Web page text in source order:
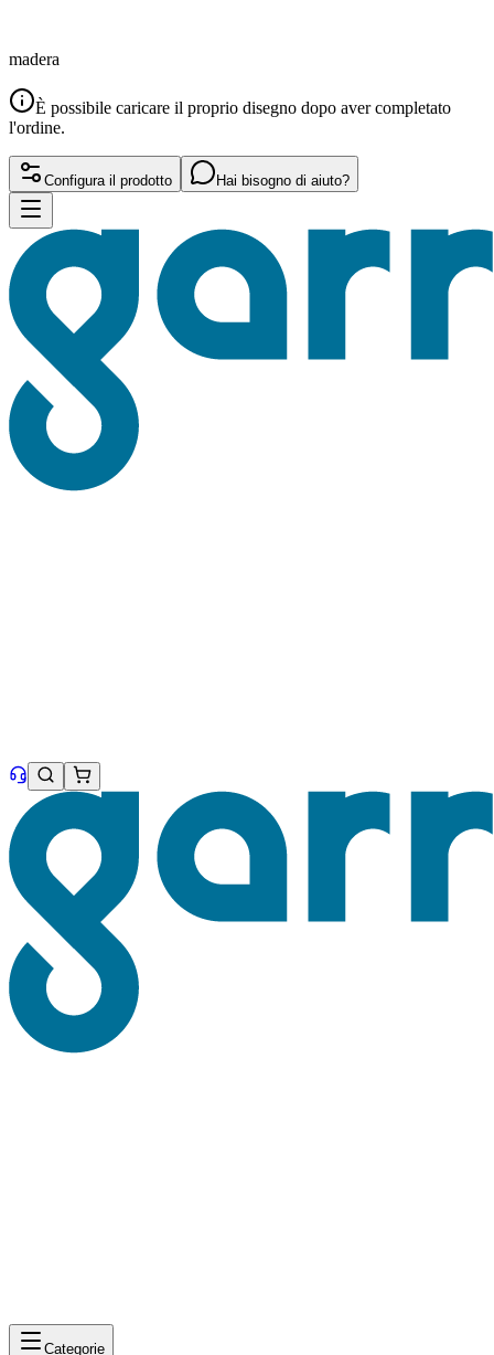
madera
È possibile caricare il proprio disegno dopo aver completato
l'ordine.
Configura il prodotto Hai bisogno di aiuto?
Categorie